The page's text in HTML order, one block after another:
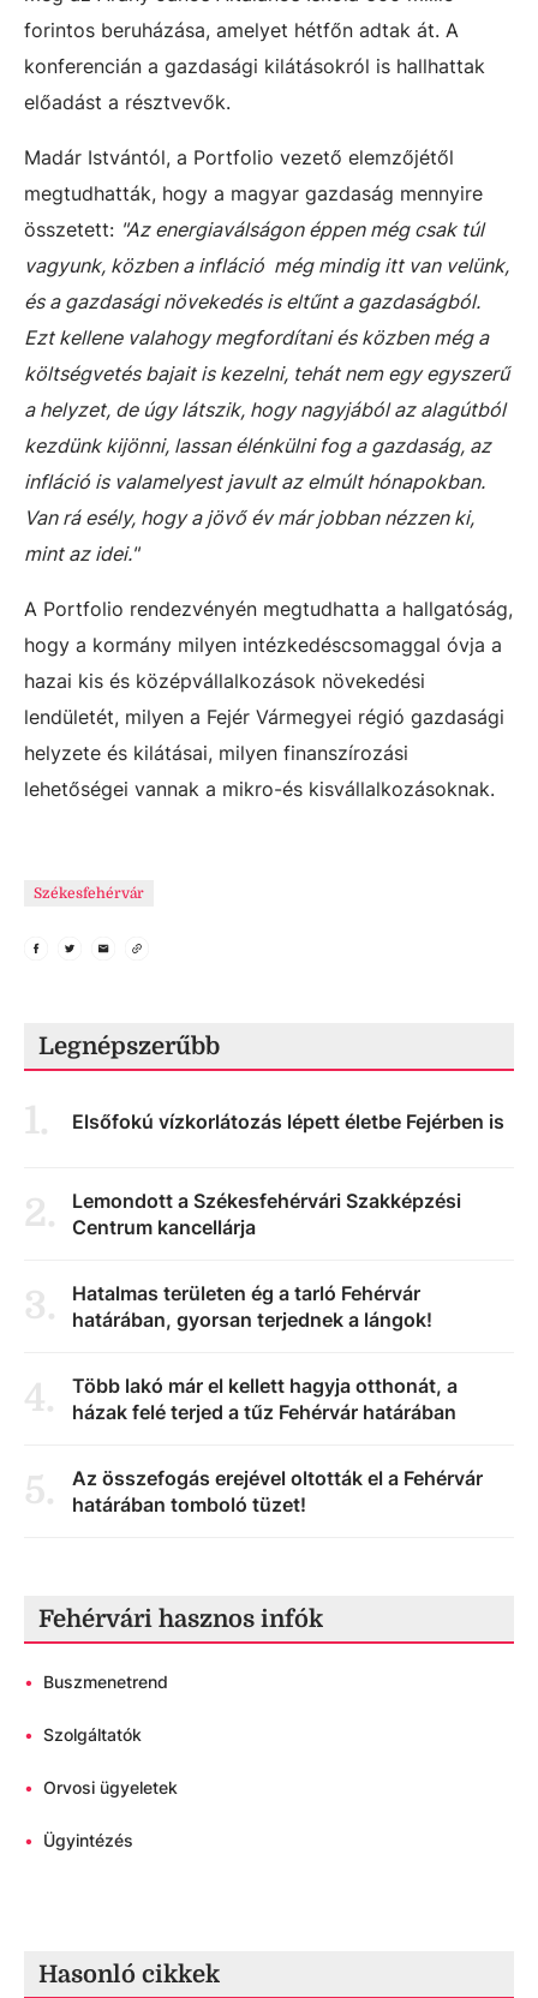
forintos beruházása, amelyet hétfőn adtak át. A
konferencián a gazdasági kilátásokról is hallhattak
előadást a résztvevők.
Madár Istvántól, a Portfolio vezető elemzőjétől
megtudhatták, hogy a magyar gazdaság mennyire
összetett: "Az energiaválságon éppen még csak túl
vagyunk, közben a infláció még mindig itt van velünk,
és a gazdasági növekedés is eltűnt a gazdaságból.
Ezt kellene valahogy megfordítani és közben még a
költségvetés bajait is kezelni, tehát nem egy egyszerű
a helyzet, de úgy látszik, hogy nagyjából az alagútból
kezdünk kijönni, lassan élénkülni fog a gazdaság, az
infláció is valamelyest javult az elmúlt hónapokban.
Van rá esély, hogy a jövő év már jobban nézzen ki,
mint az idei."
A Portfolio rendezvényén megtudhatta a hallgatóság,
hogy a kormány milyen intézkedéscsomaggal óvja a
hazai kis és középvállalkozások növekedési
lendületét, milyen a Fejér Vármegyei régió gazdasági
helyzete és kilátásai, milyen finanszírozási
lehetőségei vannak a mikro-és kisvállalkozásoknak.
Székesfehérvár
Legnépszerűbb
1. Elsőfokú vízkorlátozás lépett életbe Fejérben is
2.
Lemondott a Székesfehérvári Szakképzési
Centrum kancellárja
3.
Hatalmas területen ég a tarló Fehérvár
határában, gyorsan terjednek a lángok!
4.
Több lakó már el kellett hagyja otthonát, a
házak felé terjed a tűz Fehérvár határában
5.
Az összefogás erejével oltották el a Fehérvár
határában tomboló tüzet!
Fehérvári hasznos infók
• Buszmenetrend
• Szolgáltatók
• Orvosi ügyeletek
• Ügyintézés
Hasonló cikkek